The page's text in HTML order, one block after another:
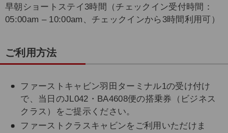
早朝ショートステイ3時間（チェックイン受付時間：
05:00am – 10:00am、チェックインから3時間利用可）
ご利用方法
ファーストキャビン羽田ターミナル1の受け付け
で、当日のJL042・BA4608便の搭乗券（ビジネス
クラス）をご提示ください。
ファーストクラスキャビンをご利用いただけま